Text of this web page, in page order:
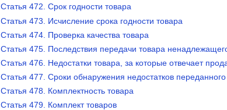
Статья 472. Срок годности товара
Статья 473. Исчисление срока годности товара
Статья 474. Проверка качества товара
Статья 475. Последствия передачи товара
Статья 476. Недостатки товара, за которые отвечает
Статья 477. Сроки обнаружения недостатков переданного
Статья 478. Комплектность товара
Статья 479. Комплект товаров